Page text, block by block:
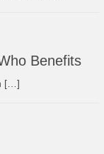
Benefits
[…]